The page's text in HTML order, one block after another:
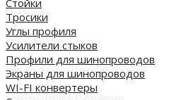
Тросики
Углы профиля
Усилители стыков
Профили для шинопроводов
Экраны для шинопроводов
WI-FI конвертеры